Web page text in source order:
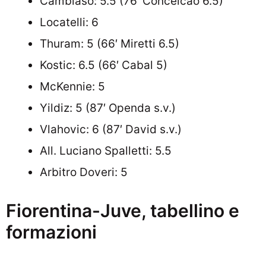
Locatelli: 6
Thuram: 5 (66′ Miretti 6.5)
Kostic: 6.5 (66′ Cabal 5)
McKennie: 5
Yildiz: 5 (87′ Openda s.v.)
Vlahovic: 6 (87′ David s.v.)
All. Luciano Spalletti: 5.5
Arbitro Doveri: 5
Fiorentina-Juve, tabellino e
formazioni